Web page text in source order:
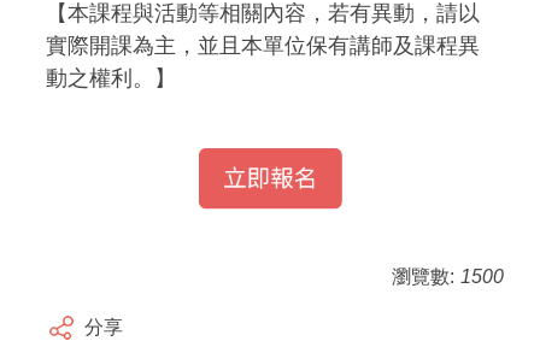
【本課程與活動等相關內容，若有異動，請以
實際開課為主，並且本單位保有講師及課程異
動之權利。】
瀏覽數: 1500
分享